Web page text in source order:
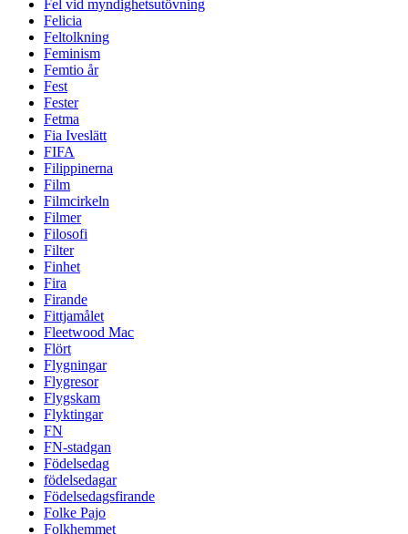
Fel vid myndighetsutövning
Felicia
Feltolkning
Feminism
Femtio år
Fest
Fester
Fetma
Fia Iveslätt
FIFA
Filippinerna
Film
Filmcirkeln
Filmer
Filosofi
Filter
Finhet
Fira
Firande
Fittjamålet
Fleetwood Mac
Flört
Flygningar
Flygresor
Flygskam
Flyktingar
FN
FN-stadgan
Födelsedag
födelsedagar
Födelsedagsfirande
Folke Pajo
Folkhemmet